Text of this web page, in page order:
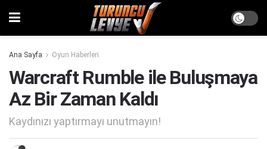
Ana Sayfa Oyun Haberleri
Warcraft Rumble ile Buluşmaya
Az Bir Zaman Kaldı
Kaydınızı yaptırmayı unutmayın!